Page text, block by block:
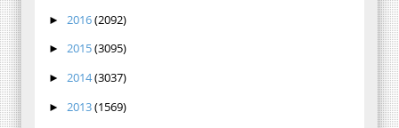
► 2016(2092)
► 2015(3095)
► 2014(3037)
► 2013(1569)